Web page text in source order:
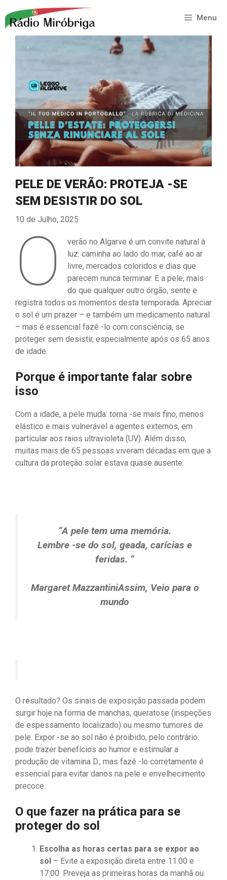
para
Menu
PELE DE VERÃO: PROTEJA -SE
SEM DESISTIR DO SOL
10 de Julho, 2025
O
verão no Algarve é um convite natural à
luz: caminha ao lado do mar, café ao ar
livre, mercados coloridos e dias que
parecem nunca terminar. E a pele, mais
do que qualquer outro órgão, sente e
registra todos os momentos desta temporada. Apreciar
o sol é um prazer – e também um medicamento natural
– mas é essencial fazê -lo com consciência, se
proteger sem desistir, especialmente após os 65 anos
de idade.
Porque é importante falar sobre
isso
Com a idade, a pele muda: torna -se mais fino, menos
elástico e mais vulnerável a agentes externos, em
particular aos raios ultravioleta (UV). Além disso,
muitas mais de 65 pessoas viveram décadas em que a
cultura da proteção solar estava quase ausente.
“A pele tem uma memória.
Lembre -se do sol, geada, carícias e
feridas. “
Margaret MazzantiniAssim, Veio para o
mundo
O resultado? Os sinais de exposição passada podem
surgir hoje na forma de manchas, queratose (inspeções
de espessamento localizado) ou mesmo tumores de
pele. Expor -se ao sol não é proibido, pelo contrário:
pode trazer benefícios ao humor e estimular a
produção de vitamina D., mas fazê -lo corretamente é
essencial para evitar danos na pele e envelhecimento
precoce.
O que fazer na prática para se
proteger do sol
Escolha as horas certas para se expor ao
sol – Evite a exposição direta entre 11:00 e
17:00. Preveja as primeiras horas da manhã ou